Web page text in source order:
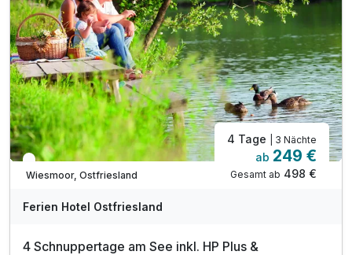
Nutzung vom Innenpool
In 2 Wochen wieder frei
Wiesmoor, Ostfriesland
4 Tage | 3 Nächte
ab 249 €
Gesamt ab 498 €
Ferien Hotel Ostfriesland
4 Schnuppertage am See inkl. HP Plus &